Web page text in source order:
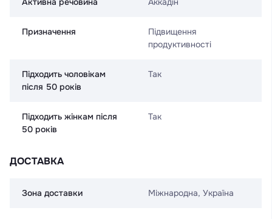
Призначення
Підвищення
продуктивності
Підходить чоловікам
після 50 років
Так
Підходить жінкам після
50 років
Так
ДОСТАВКА
Зона доставки Міжнародна, Україна